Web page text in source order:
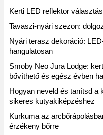
Kerti LED reflektor
Tavaszi-nyári szezon:
Nyári terasz dekoráció:
hangulatosan
Smoby Neo Jura Lodge:
bővíthető és egész évben
Hogyan neveld és tanítsd a
sikeres kutyakiképzéshez
Kurkuma az
érzékeny bőrre